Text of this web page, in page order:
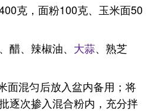
克，面粉100克、玉米面50
醋、辣椒油、 大蒜、熟芝
面混匀后放入盆内备用；将
逐次掺入混合粉内，充分拌